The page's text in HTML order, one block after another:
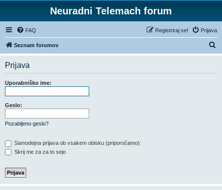
Neuradni Telemach forum
FAQ Prijava
Registriraj se!
Seznam forumov
s
Prijava
Uporabniško ime:
Geslo:
Pozabljeno geslo?
Samodejna prijava ob vsakem obisku (priporočamo):
Skrij me za za to sejo